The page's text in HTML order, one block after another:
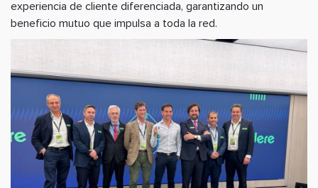
experiencia de cliente diferenciada, garantizando un
beneficio mutuo que impulsa a toda la red.